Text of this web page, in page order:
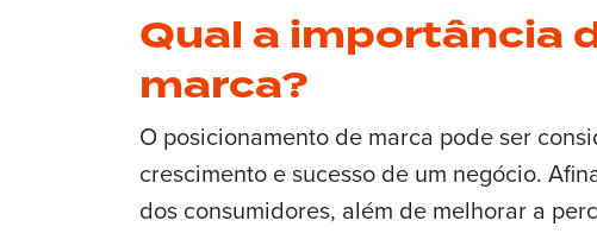
Qual a importância
marca?
O posicionamento de marca pode ser
crescimento e sucesso de um negócio.
dos consumidores, além de melhorar a